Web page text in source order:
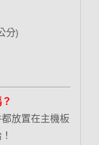
分)
放置在主機板